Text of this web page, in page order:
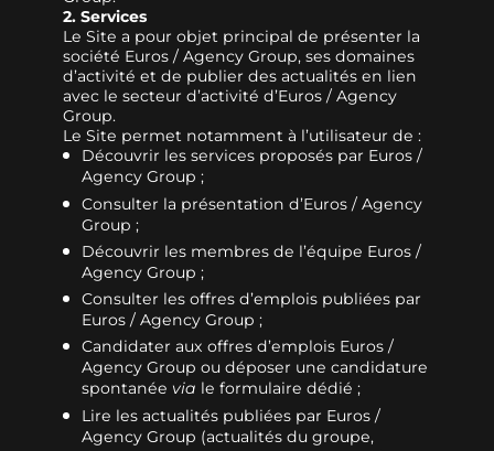
2. Services
Le Site a pour objet principal de présenter la
société Euros / Agency Group, ses domaines
d’activité et de publier des actualités en lien
avec le secteur d’activité d’Euros / Agency
Group.
Le Site permet notamment à l’utilisateur de :
Découvrir les services proposés par Euros /
Agency Group ;
Consulter la présentation d’Euros / Agency
Group ;
Découvrir les membres de l’équipe Euros /
Agency Group ;
Consulter les offres d’emplois publiées par
Euros / Agency Group ;
Candidater aux offres d’emplois Euros /
Agency Group ou déposer une candidature
spontanée via le formulaire dédié ;
Lire les actualités publiées par Euros /
Agency Group (actualités du groupe,